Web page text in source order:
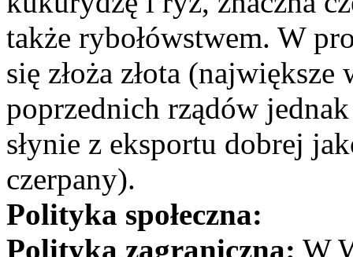
także rybołówstwem. W
się złoża złota
poprzednich rządów
słynie z eksportu dobrej
czerpany).
Polityka społeczna:
Polityka zagraniczna: W